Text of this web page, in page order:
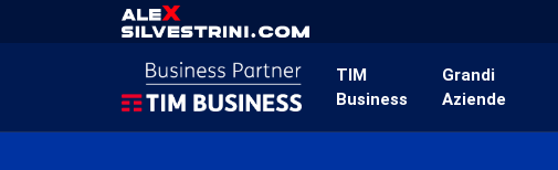
TIM
Business
Grandi
Aziende